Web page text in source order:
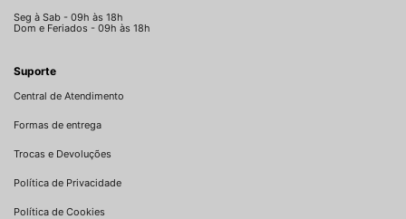
Seg à Sab - 09h às 18h
Dom e Feriados - 09h às 18h
Suporte
Central de Atendimento
Formas de entrega
Trocas e Devoluções
Política de Privacidade
Política de Cookies